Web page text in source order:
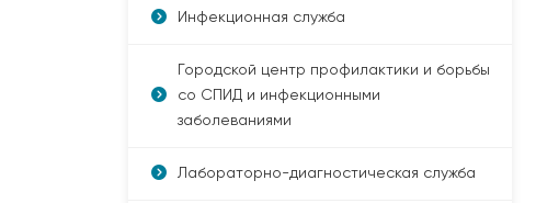
Инфекционная служба
Городской центр профилактики и борьбы
со СПИД и инфекционными
заболеваниями
Лабораторно-диагностическая служба